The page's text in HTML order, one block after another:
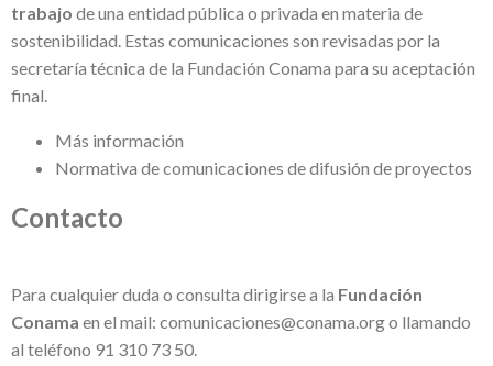
trabajo de una entidad pública o privada en materia de
sostenibilidad. Estas comunicaciones son revisadas por la
secretaría técnica de la Fundación Conama para su aceptación
final.
Más información
Normativa de comunicaciones de difusión de proyectos
Contacto
Para cualquier duda o consulta dirigirse a la Fundación
Conama en el mail: comunicaciones@conama.orgo llamando
al teléfono 91 310 73 50.